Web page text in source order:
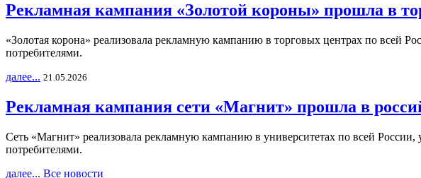
Рекламная кампания «Золотой короны» прошла в
«Золотая корона» реализовала рекламную кампанию в торговых центрах по всей
потребителями.
далее... 21.05.2026
Рекламная кампания сети «Магнит» прошла в
Сеть «Магнит» реализовала рекламную кампанию в университетах по всей России,
потребителями.
далее... Все новости